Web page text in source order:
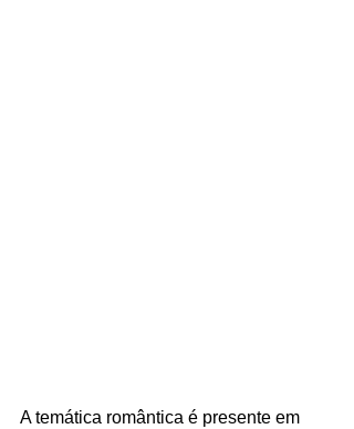
A temática romântica é presente em